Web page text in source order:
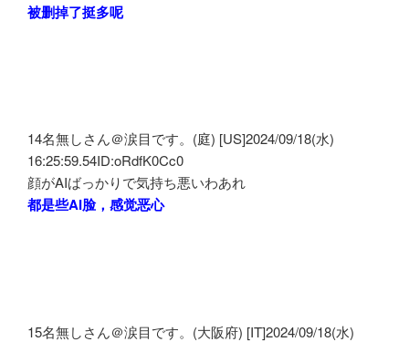
被删掉了挺多呢
14名無しさん＠涙目です。(庭) [US]2024/09/18(水)
16:25:59.54ID:oRdfK0Cc0
顔がAIばっかりで気持ち悪いわあれ
都是些AI脸，感觉恶心
15名無しさん＠涙目です。(大阪府) [IT]2024/09/18(水)